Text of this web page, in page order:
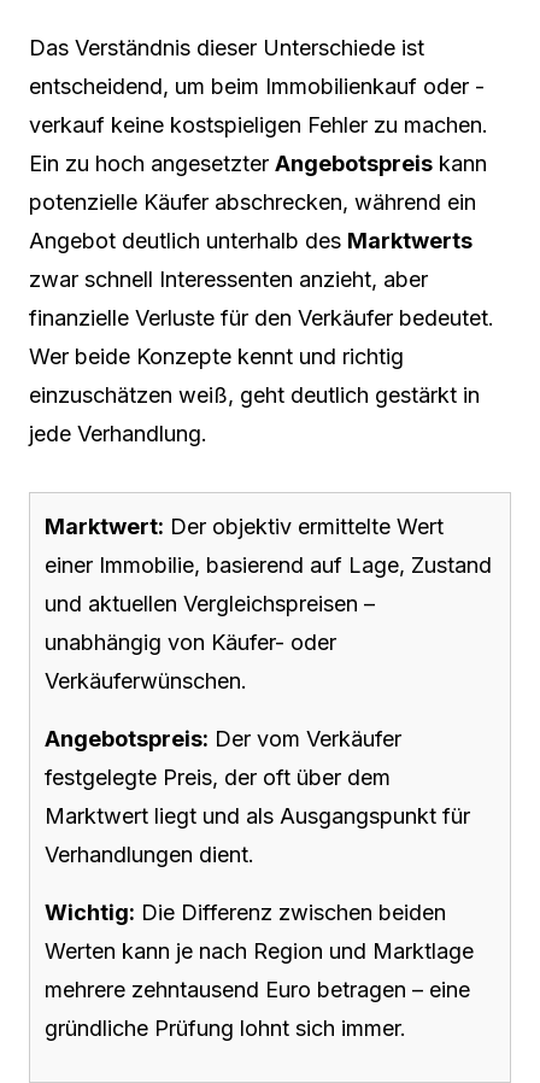
Das Verständnis dieser Unterschiede ist
entscheidend, um beim Immobilienkauf oder -
verkauf keine kostspieligen Fehler zu machen.
Ein zu hoch angesetzter Angebotspreis kann
potenzielle Käufer abschrecken, während ein
Angebot deutlich unterhalb des Marktwerts
zwar schnell Interessenten anzieht, aber
finanzielle Verluste für den Verkäufer bedeutet.
Wer beide Konzepte kennt und richtig
einzuschätzen weiß, geht deutlich gestärkt in
jede Verhandlung.
Marktwert: Der objektiv ermittelte Wert
einer Immobilie, basierend auf Lage, Zustand
und aktuellen Vergleichspreisen –
unabhängig von Käufer- oder
Verkäuferwünschen.
Angebotspreis: Der vom Verkäufer
festgelegte Preis, der oft über dem
Marktwert liegt und als Ausgangspunkt für
Verhandlungen dient.
Wichtig: Die Differenz zwischen beiden
Werten kann je nach Region und Marktlage
mehrere zehntausend Euro betragen – eine
gründliche Prüfung lohnt sich immer.